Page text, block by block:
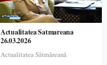
Actualitatea Satmareana
26.03.2026
Actualitatea Sătmăreană